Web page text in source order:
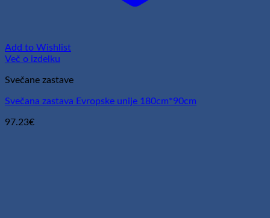
Add to Wishlist
Več o izdelku
Svečane zastave
Svečana zastava Evropske unije 180cm*90cm
97.23€